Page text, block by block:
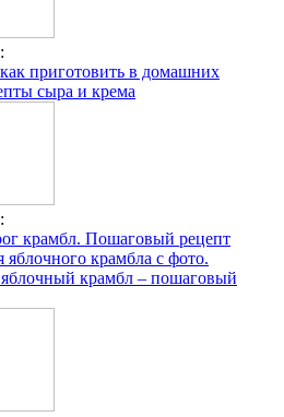
приготовить в домашних
сыра и крема
крамбл. Пошаговый рецепт
яблочного крамбла с фото.
крамбл – пошаговый